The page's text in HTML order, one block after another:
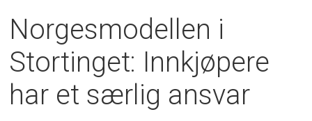
Norgesmodellen i
Stortinget: Innkjøpere
har et særlig ansvar